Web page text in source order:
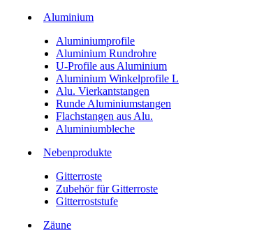
Aluminium
Aluminiumprofile
Aluminium Rundrohre
U-Profile aus Aluminium
Aluminium Winkelprofile L
Alu. Vierkantstangen
Runde Aluminiumstangen
Flachstangen aus Alu.
Aluminiumbleche
Nebenprodukte
Gitterroste
Zubehör für Gitterroste
Gitterroststufe
Zäune